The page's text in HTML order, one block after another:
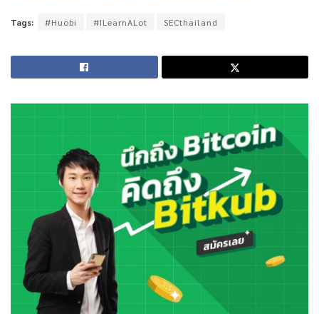
Tags: #Huobi #ILearnALot SECthailand